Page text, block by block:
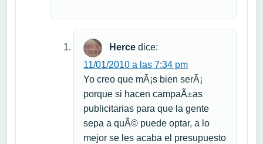
Herce dice:
11/01/2010 a las 7:34 pm
Yo creo que mÃ¡s bien serÃ¡
porque si hacen campaÃ±as
publicitarias para que la gente
sepa a quÃ© puede optar, a lo
mejor se les acaba el presupuesto